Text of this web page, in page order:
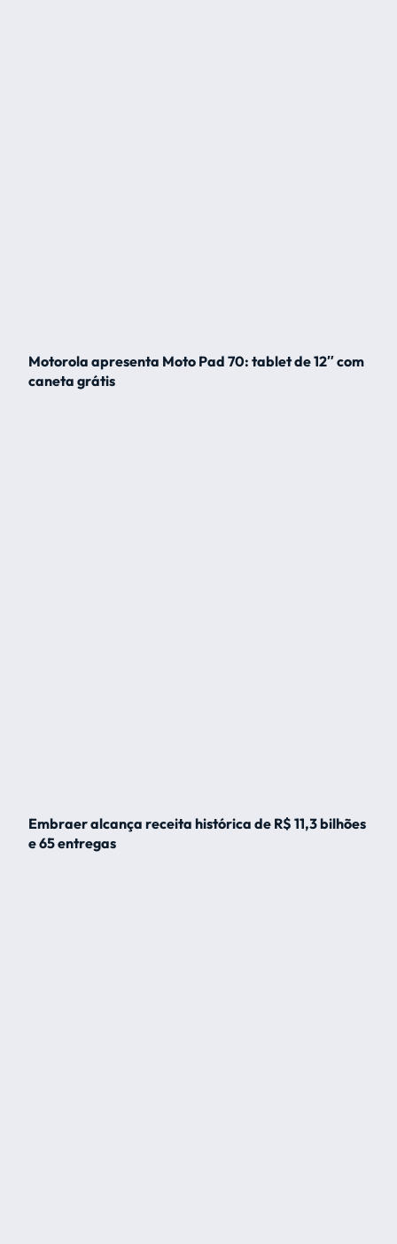
Motorola apresenta Moto Pad 70: tablet de 12″ com
caneta grátis
Embraer alcança receita histórica de R$ 11,3 bilhões
e 65 entregas